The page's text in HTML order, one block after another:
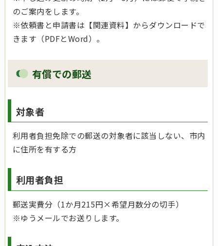
のご案内をします。
※依頼書と申請書は【関連資料】からダウンロードで
きます（PDFとWord）。
有償での郵送
対象者
利用者負担免除での郵送の対象者に該当しない、市内
に住所を有する方
利用者負担
郵送実費分（1か月215円×希望月数分の切手）
※ゆうメールでお送りします。